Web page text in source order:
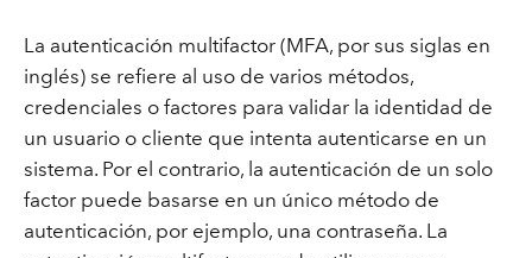
La autenticación multifactor (MFA, por sus siglas en
inglés) se refiere al uso de varios métodos,
credenciales o factores para validar la identidad de
un usuario o cliente que intenta autenticarse en un
sistema. Por el contrario, la autenticación de un solo
factor puede basarse en un único método de
autenticación, por ejemplo, una contraseña. La